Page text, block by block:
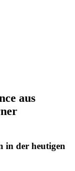
aus
in der heutigen